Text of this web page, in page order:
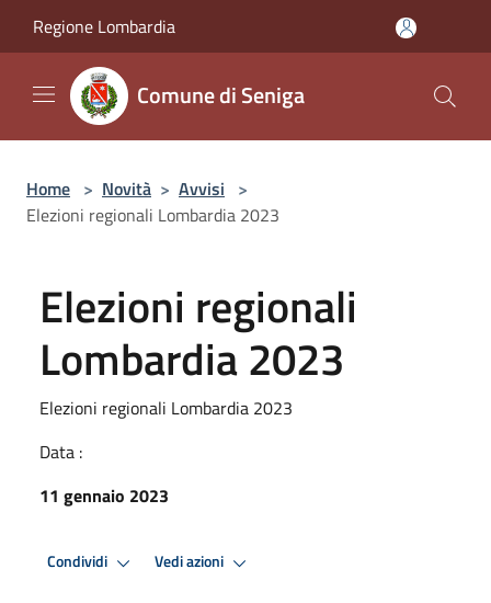
Regione Lombardia
Comune di Seniga
Home > Novità > Avvisi >
Elezioni regionali Lombardia 2023
Elezioni regionali
Lombardia 2023
Elezioni regionali Lombardia 2023
Data :
11 gennaio 2023
Condividi Vedi azioni